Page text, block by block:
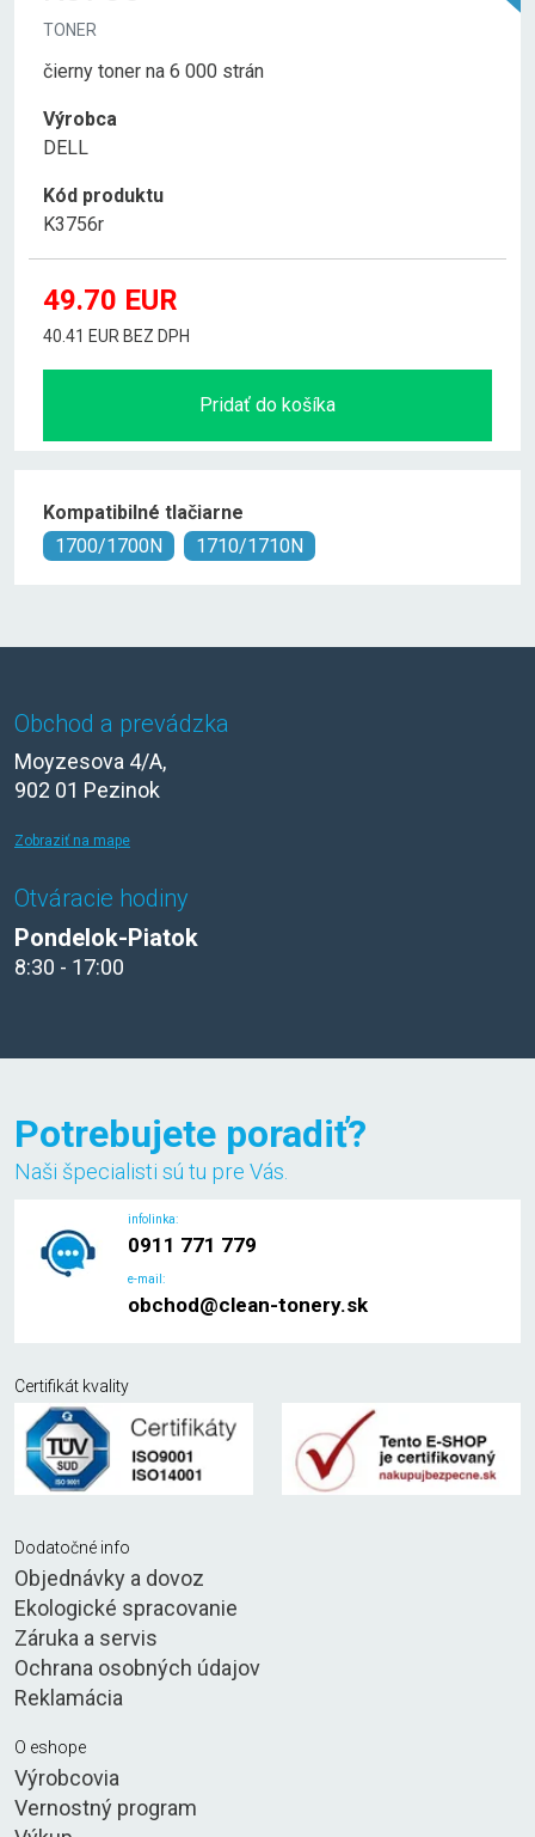
TONER
čierny toner na 6 000 strán
Výrobca
DELL
Kód produktu
K3756r
49.70 EUR
40.41 EUR BEZ DPH
Pridať do košíka
Kompatibilné tlačiarne
1700/1700N
1710/1710N
Obchod a prevádzka
Moyzesova 4/A,
902 01 Pezinok
Zobraziť na mape
Otváracie hodiny
Pondelok-Piatok
8:30 - 17:00
Potrebujete poradiť?
Naši špecialisti sú tu pre Vás.
infolinka:
0911 771 779
e-mail:
obchod@clean-tonery.sk
Certifikát kvality
Dodatočné info
Objednávky a dovoz
Ekologické spracovanie
Záruka a servis
Ochrana osobných údajov
Reklamácia
O eshope
Výrobcovia
Vernostný program